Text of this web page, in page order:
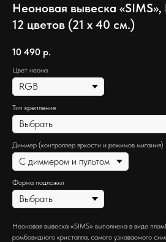
Неоновая вывеска
12 цветов (21 х 40 см.)
10 490 р.
Цвет неона
Тип крепления
Диммер (контроллер яркости и режимов мигания)
Форма подложки
Неоновая вывеска «SIMS» выполнена в виде
ромбовидного кристалла, самого узнаваемого